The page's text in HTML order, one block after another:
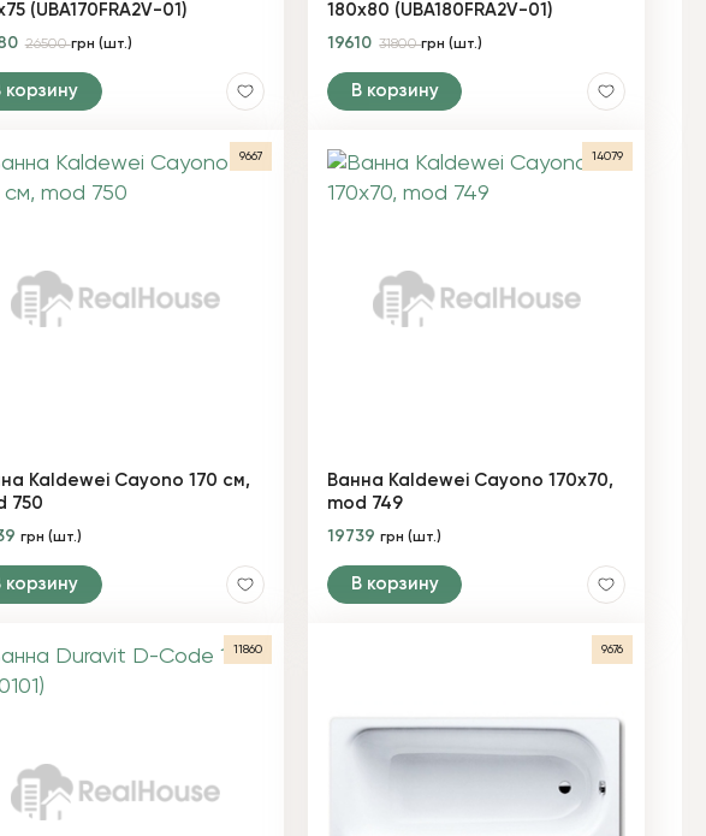
(UBA170FRA2V-01)
26500грн (шт.)
корзину
180х80 (UBA180FRA2V-01)
19610 31800грн (шт.)
В корзину
9667
Kaldewei Cayono 170 см,
750
грн (шт.)
корзину
14079
Ванна Kaldewei Cayono 170х70,
mod 749
19739грн (шт.)
В корзину
11860 9676